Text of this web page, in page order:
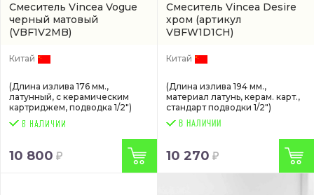
Смеситель Vincea Vogue
черный матовый
(VBF1V2MB)
Китай
(Длина излива 176 мм.,
латунный, с керамическим
картриджем, подводка 1/2")
10 800
Смеситель Vincea Desire
хром (артикул
VBFW1D1CH)
Китай
(Длина излива 194 мм.,
материал латунь, керам. карт.,
стандарт подводки 1/2")
В НАЛИЧИИ
10 270